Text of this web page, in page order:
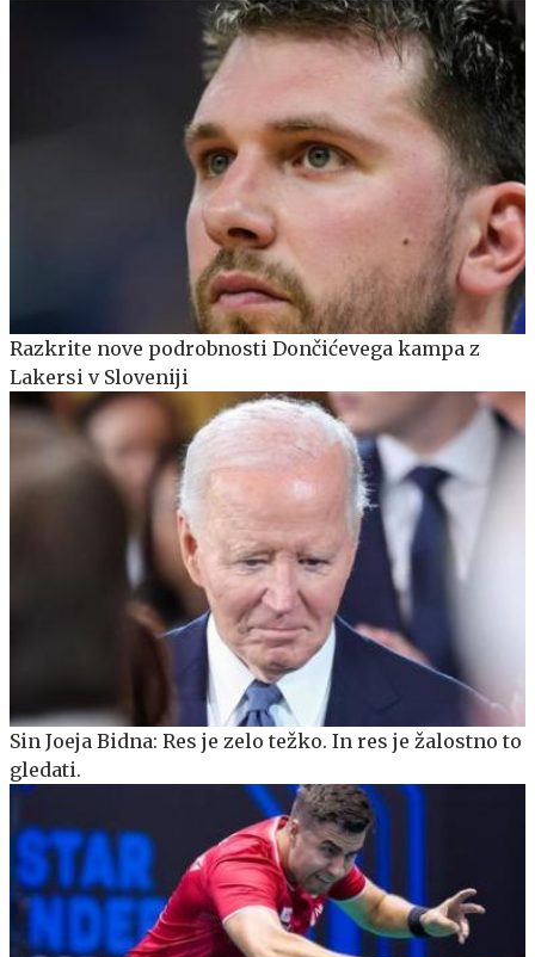
Razkrite nove podrobnosti Dončićevega kampa z
Lakersi v Sloveniji
Sin Joeja Bidna: Res je zelo težko. In res je žalostno to
gledati.